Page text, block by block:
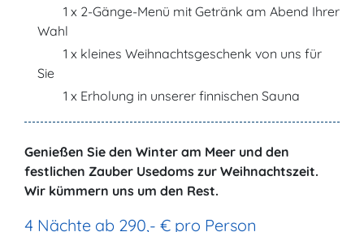
1 x 2-Gänge-Menü mit Getränk am Abend Ihrer
Wahl
1 x kleines Weihnachtsgeschenk von uns für
Sie
1 x Erholung in unserer finnischen Sauna
Genießen Sie den Winter am Meer und den
festlichen Zauber Usedoms zur Weihnachtszeit.
Wir kümmern uns um den Rest.
4 Nächte ab 290,- € pro Person